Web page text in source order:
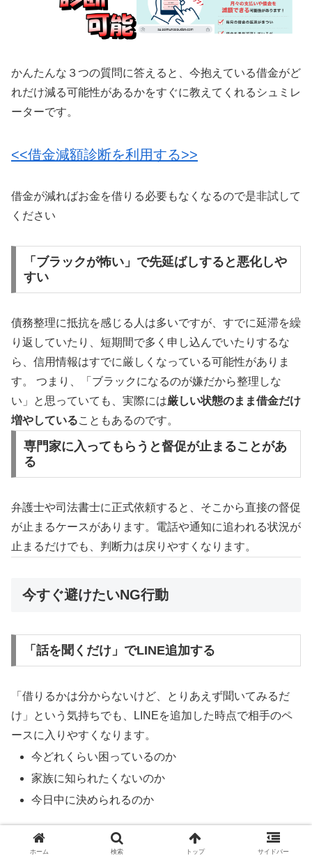
かんたんな３つの質問に答えると、今抱えている借金がど
れだけ減る可能性があるかをすぐに教えてくれるシュミレ
ーターです。
<<借金減額診断を利用する>>
借金が減ればお金を借りる必要もなくなるので是非試して
ください
「ブラックが怖い」で先延ばしすると悪化しや
すい
債務整理に抵抗を感じる人は多いですが、すでに延滞を繰
り返していたり、短期間で多く申し込んでいたりするな
ら、信用情報はすでに厳しくなっている可能性がありま
す。 つまり、「ブラックになるのが嫌だから整理しな
い」と思っていても、実際には厳しい状態のまま借金だけ
増やしていることもあるのです。
専門家に入ってもらうと督促が止まることがあ
る
弁護士や司法書士に正式依頼すると、そこから直接の督促
が止まるケースがあります。電話や通知に追われる状況が
止まるだけでも、判断力は戻りやすくなります。
今すぐ避けたいNG行動
「話を聞くだけ」でLINE追加する
「借りるかは分からないけど、とりあえず聞いてみるだ
け」という気持ちでも、LINEを追加した時点で相手のペ
ースに入りやすくなります。
今どれくらい困っているのか
家族に知られたくないのか
今日中に決められるのか
こうしたやり取りで、相手は心理的な弱点を探ってきま
ホーム 検索 トップ サイドバー